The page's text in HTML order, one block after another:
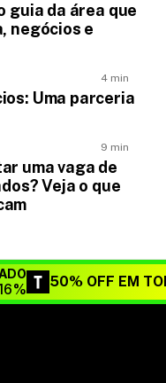
guia da área que
negócios e
4 min
Uma parceria
9 min
uma vaga de
Veja o que
50% OFF EM